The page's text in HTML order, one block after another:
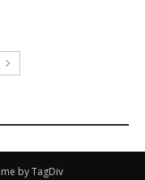
by TagDiv